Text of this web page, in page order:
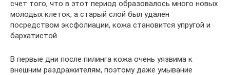
счет того, что в этот период образовалось много новых
молодых клеток, а старый слой был удален
посредством эксфолиации, кожа становится упругой и
бархатистой.
В первые дни после пилинга кожа очень уязвима к
внешним раздражителям, поэтому даже умывание